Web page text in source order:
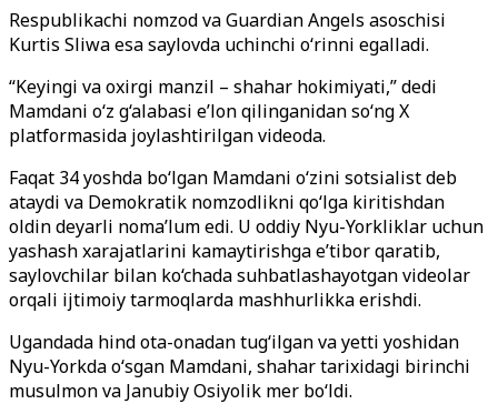
Respublikachi nomzod va Guardian Angels asoschisi
Kurtis Sliwa esa saylovda uchinchi o‘rinni egalladi.
“Keyingi va oxirgi manzil – shahar hokimiyati,” dedi
Mamdani o‘z g‘alabasi e’lon qilinganidan so‘ng X
platformasida joylashtirilgan videoda.
Faqat 34 yoshda bo‘lgan Mamdani o‘zini sotsialist deb
ataydi va Demokratik nomzodlikni qo‘lga kiritishdan
oldin deyarli noma’lum edi. U oddiy Nyu-Yorkliklar uchun
yashash xarajatlarini kamaytirishga e’tibor qaratib,
saylovchilar bilan ko‘chada suhbatlashayotgan videolar
orqali ijtimoiy tarmoqlarda mashhurlikka erishdi.
Ugandada hind ota-onadan tug‘ilgan va yetti yoshidan
Nyu-Yorkda o‘sgan Mamdani, shahar tarixidagi birinchi
musulmon va Janubiy Osiyolik mer bo‘ldi.